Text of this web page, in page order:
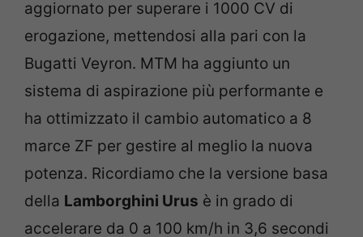
aggiornato per superare i 1000 CV di
erogazione, mettendosi alla pari con la
Bugatti Veyron. MTM ha aggiunto un
sistema di aspirazione più performante e
ha ottimizzato il cambio automatico a 8
marce ZF per gestire al meglio la nuova
potenza. Ricordiamo che la versione basa
della Lamborghini Urus è in grado di
accelerare da 0 a 100 km/h in 3,6 secondi